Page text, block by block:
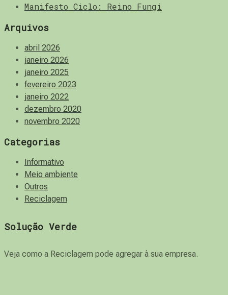
Manifesto Ciclo: Reino Fungi
Arquivos
abril 2026
janeiro 2026
janeiro 2025
fevereiro 2023
janeiro 2022
dezembro 2020
novembro 2020
Categorias
Informativo
Meio ambiente
Outros
Reciclagem
Solução Verde
Veja como a Reciclagem pode agregar à sua empresa.